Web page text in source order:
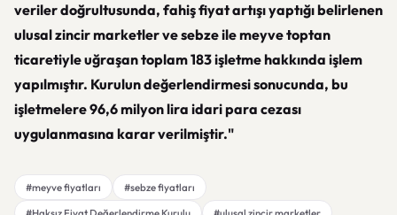
veriler doğrultusunda, fahiş fiyat artışı yaptığı belirlenen
ulusal zincir marketler ve sebze ile meyve toptan
ticaretiyle uğraşan toplam 183 işletme hakkında işlem
yapılmıştır. Kurulun değerlendirmesi sonucunda, bu
işletmelere 96,6 milyon lira idari para cezası
uygulanmasına karar verilmiştir."
#meyve fiyatları
#sebze fiyatları